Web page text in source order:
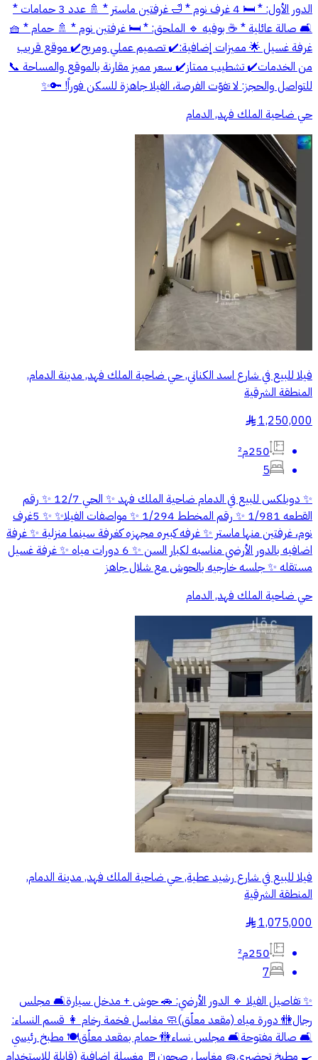
الدور الأول: * 🛏️ 4 غرف نوم * 🛁 غرفتين ماستر * 🚿 عدد 3 حمامات *
🛋️ صالة عائلية * ☕ بوفيه ‎🔹 الملحق: * 🛏️ غرفتين نوم * 🚿 حمام * 🧺
غرفة غسيل ‎🌟 مميزات إضافية: ✔️ تصميم عملي ومريح ✔️ موقع قريب
من الخدمات ✔️ تشطيب ممتاز ✔️ سعر مميز مقارنة بالموقع والمساحة ‎📞
للتواصل والحجز: لا تفوّت الفرصة، الفيلا جاهزة للسكن فوراً! 🔑✨
حي ضاحية الملك فهد, الدمام
فيلا للبيع في شارع اسد الكناني, حي ضاحية الملك فهد, مدينة الدمام,
المنطقة الشرقية
1,250,000
§
250م²
5
✨ دوبلكس للبيع في الدمام ضاحية الملك فهد ✨ الحي 12/7 ✨ رقم
القطعه 1/981 ✨ رقم المخطط 1/294 ✨ مواصفات الفيلا✨ ✨ 5غرف
نوم، غرفتين منها ماستر ✨ غرفه كبيره مجهزه كغرفة سينما منزلية ✨ غرفة
اضافيه بالدور الأرضي مناسبه لكبار السن ✨ 6 دورات مياه ✨ غرفة غسيل
مستقله ✨ جلسه خارجيه بالحوش مع شلال جاهز
حي ضاحية الملك فهد, الدمام
فيلا للبيع في شارع رشيد عطية, حي ضاحية الملك فهد, مدينة الدمام,
المنطقة الشرقية
1,075,000
§
250م²
7
‎✨ تفاصيل الفيلا ‎🔹 الدور الأرضي: ‎🚗 حوش + مدخل سيارة 🛋️ مجلس
رجال 🚻 دورة مياه (مقعد معلّق) 🧼 مغاسل فخمة رخام ‎👩 قسم النساء:
🛋️ صالة مفتوحة 🛋️ مجلس نساء 🚻 حمام بمقعد معلّق 🍽️ مطبخ رئيسي
🍳 مطبخ تحضيري 🧽 مغاسل صحون 🚪 مغسلة إضافية (قابلة للاستخدام